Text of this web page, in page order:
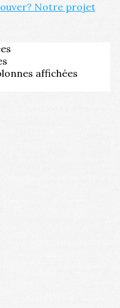
Notre projet